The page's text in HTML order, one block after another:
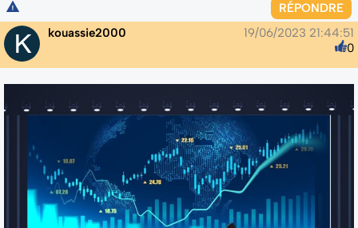
RÉPONDRE
kouassie2000
19/06/2023 21:44:51
0